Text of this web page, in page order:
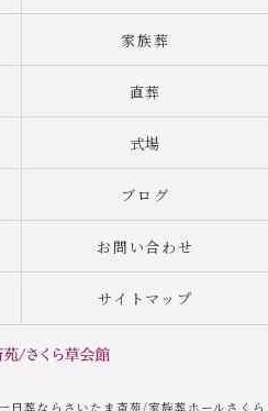
家族葬
直葬
式場
ブログ
お問い合わせ
サイトマップ
葬ならさいたま斎苑/家族葬ホールさくら